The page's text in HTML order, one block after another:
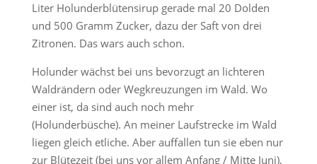
Liter Holunderblütensirup gerade mal 20 Dolden
und 500 Gramm Zucker, dazu der Saft von drei
Zitronen. Das wars auch schon.
Holunder wächst bei uns bevorzugt an lichteren
Waldrändern oder Wegkreuzungen im Wald. Wo
einer ist, da sind auch noch mehr
(Holunderbüsche). An meiner Laufstrecke im Wald
liegen gleich etliche. Aber auffallen tun sie eben nur
zur Blütezeit (bei uns vor allem Anfang / Mitte Juni),